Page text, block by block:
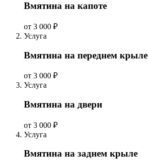
Вмятина на капоте
от 3 000 ₽
Услуга
Вмятина на переднем крыле
от 3 000 ₽
Услуга
Вмятина на двери
от 3 000 ₽
Услуга
Вмятина на заднем крыле